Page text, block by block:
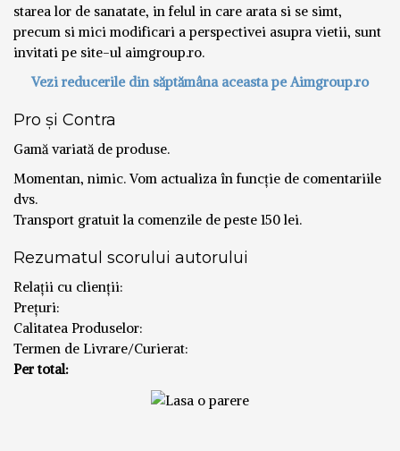
starea lor de sanatate, in felul in care arata si se simt,
precum si mici modificari a perspectivei asupra vietii, sunt
invitati pe site-ul aimgroup.ro.
Vezi reducerile din săptămâna aceasta pe Aimgroup.ro
Pro și Contra
Gamă variată de produse.
Momentan, nimic. Vom actualiza în funcție de comentariile
dvs.
Transport gratuit la comenzile de peste 150 lei.
Rezumatul scorului autorului
Relații cu clienții:
Prețuri:
Calitatea Produselor:
Termen de Livrare/Curierat:
Per total: